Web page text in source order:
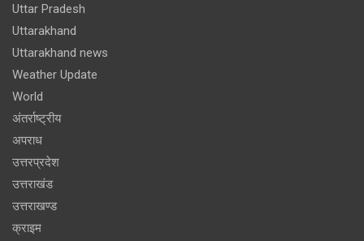
Uttar Pradesh
Uttarakhand
Uttarakhand news
Weather Update
World
अंतर्राष्ट्रीय
अपराध
उत्तरप्रदेश
उत्तराखंड
उत्तराखण्ड
क्राइम